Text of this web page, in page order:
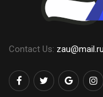
Contact Us: zau@mail.ru